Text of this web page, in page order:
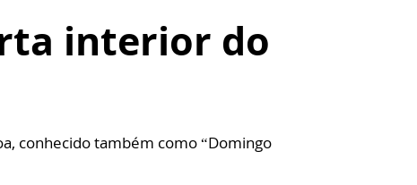
interior do
conhecido também como “Domingo